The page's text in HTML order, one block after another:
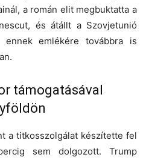
a román elit megbuktatta a
és átállt a Szovjetunió
ennek emlékére továbbra is
támogatásával
a titkosszolgálat készítette fel
sem dolgozott. Trump